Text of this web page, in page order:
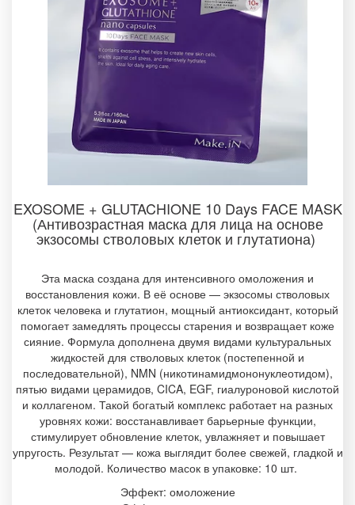
EXOSOME + GLUTACHIONE 10 Days FACE MASK
(Антивозрастная маска для лица на основе
экзосомы стволовых клеток и глутатиона)
Эта маска создана для интенсивного омоложения и
восстановления кожи. В её основе — экзосомы стволовых
клеток человека и глутатион, мощный антиоксидант, который
помогает замедлять процессы старения и возвращает коже
сияние. Формула дополнена двумя видами культуральных
жидкостей для стволовых клеток (постепенной и
последовательной), NMN (никотинамидмононуклеотидом),
пятью видами церамидов, CICA, EGF, гиалуроновой кислотой
и коллагеном. Такой богатый комплекс работает на разных
уровнях кожи: восстанавливает барьерные функции,
стимулирует обновление клеток, увлажняет и повышает
упругость. Результат — кожа выглядит более свежей, гладкой и
молодой. Количество масок в упаковке: 10 шт.
Эффект: омоложение